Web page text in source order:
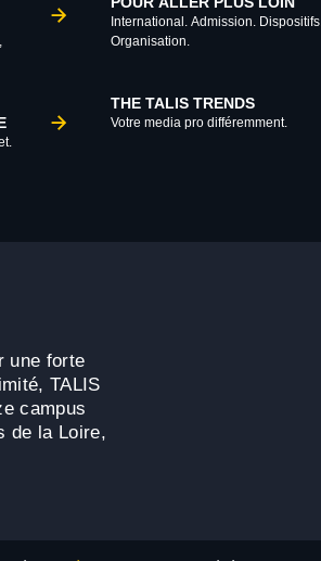
International. Admission. Dispositifs.
Organisation.
THE TALIS TRENDS
Votre media pro différemment.
une forte
TALIS
campus
de la Loire,